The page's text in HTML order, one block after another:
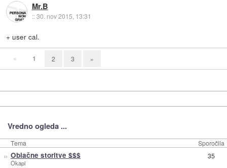
Mr.B
::30. nov 2015, 13:31
+ user cal.
« 1 2 3 »
Vredno ogleda ...
Tema Sporočila
» Oblačne storitve $$$
Okapi
35